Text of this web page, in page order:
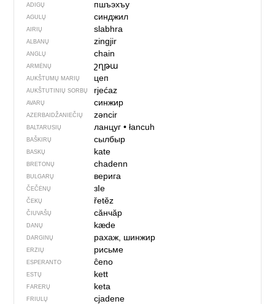
ADIGŲ пшъэхъу
AGULŲ синджил
AIRIŲ slabhra
ALBANŲ zingjir
ANGLŲ chain
ARMĖNŲ շղթա
AUKŠTUMŲ MARIŲ цеп
AUKŠTUTINIŲ SORBŲ rjećaz
AVARŲ синжир
AZERBAIDŽANIEČIŲ zəncir
BALTARUSIŲ ланцуг• łancuh
BAŠKIRŲ сылбыр
BASKŲ kate
BRETONŲ chadenn
BULGARŲ верига
ČEČĖNŲ зIе
ČEKŲ řetěz
ČIUVAŠŲ сӑнчӑр
DANŲ kæde
DARGINŲ рахаж, шинжир
ERZIŲ рисьме
ESPERANTO ĉeno
ESTŲ kett
FARERŲ keta
FRIULŲ cjadene